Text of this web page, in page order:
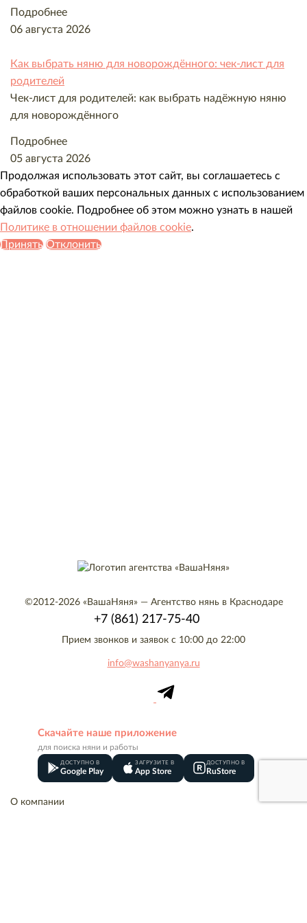
Няня или детский сад: честное сравнение
Подробнее
06 августа 2026
Как выбрать няню для новорождённого: чек-лист для
родителей
Чек-лист для родителей: как выбрать надёжную няню
для новорождённого
Подробнее
05 августа 2026
©2012-2026 «ВашаНяня»— Агентство нянь в Краснодаре
+7 (861) 217-75-40
Прием звонков и заявок с 10:00 до 22:00
info@washanyanya.ru
Скачайте наше приложение
для поиска няни и работы
ДОСТУПНО В
Google Play
ЗАГРУЗИТЕ В
App Store
ДОСТУПНО В
RuStore
О компании
Продолжая использовать этот сайт, вы соглашаетесь с
обработкой ваших персональных данных с использованием
файлов cookie. Подробнее об этом можно узнать в нашей
Политике в отношении файлов cookie.
Принять Отклонить